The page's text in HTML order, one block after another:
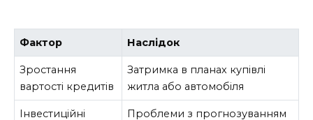
Фактор Наслідок
Зростання
вартості кредитів
Затримка в планах купівлі
житла або автомобіля
Інвестиційні Проблеми з прогнозуванням